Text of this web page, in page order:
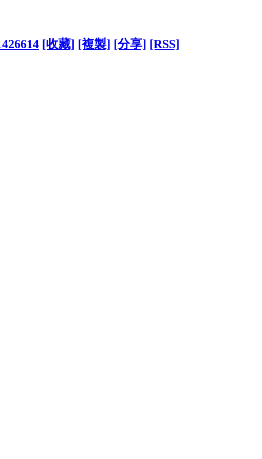
[收藏] [複製] [分享] [RSS]